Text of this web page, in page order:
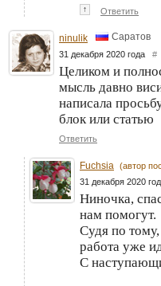
↑ Ответить
ninulik Саратов
31 декабря 2020 года #
Целиком и
мысль давно
написала
блок или статью
Ответить
Fuchsia (автор
31 декабря 2020
Ниночка,
нам помогут.
Судя по
работа уже
С